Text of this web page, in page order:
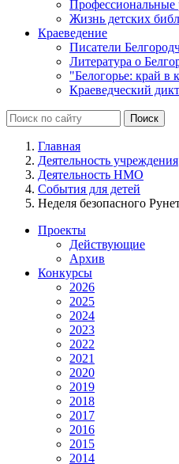
Профессиональные
Жизнь детских
Краеведение
Писатели
Литература о
"Белогорье: край
Краеведческий
Главная
Деятельность учреждения
Деятельность НМО
События для детей
Неделя безопасного
Проекты
Действующие
Архив
Конкурсы
2026
2025
2024
2023
2022
2021
2020
2019
2018
2017
2016
2015
2014